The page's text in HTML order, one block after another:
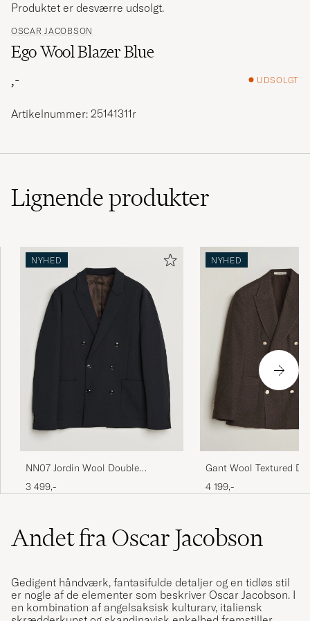
OSCAR JACOBSON
Ego Wool Blazer Blue
,-
UDSOLGT
Produktet er desværre udsolgt.
Artikelnummer: 25141311r
Lignendeprodukter
NYHED
NN07 Jordin Wool Double
Breasted Blazer Deep Navy
3 499,-
NYHED
Gant Wool Textured
Breasted Blazer Black
4 199,-
Andet fra Oscar Jacobson
Gedigent håndværk, fantasifulde detaljer og en tidløs stil
er nogle af de elementer som beskriver Oscar Jacobson. I
en kombination af angelsaksisk kulturarv, italiensk